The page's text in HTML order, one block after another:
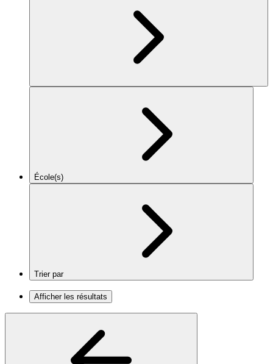
École(s)
Trier par
Afficher les résultats